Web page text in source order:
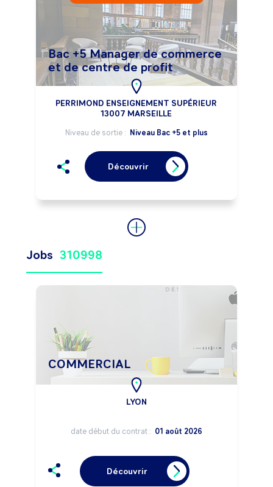
Bac +5 Manager de commerce
et de centre de profit
PERRIMOND ENSEIGNEMENT SUPÉRIEUR
13007 MARSEILLE
Niveau de sortie : Niveau Bac +5 et plus
Découvrir
Jobs 310998
COMMERCIAL
LYON
date début du contrat : 01 août 2026
Découvrir